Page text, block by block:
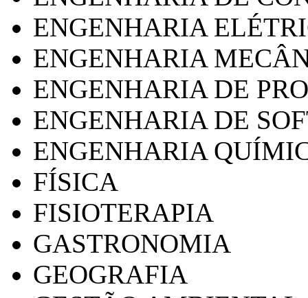
ENGENHARIA
ENGENHARIA
ENGENHARIA DE
ENGENHARIA DE
ENGENHARIA
FÍSICA
FISIOTERAPIA
GASTRONOMIA
GEOGRAFIA